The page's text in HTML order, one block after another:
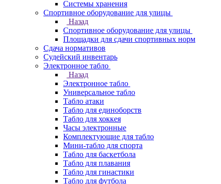
Системы хранения
Спортивное оборудование для улицы
Назад
Спортивное оборудование для улицы
Площадки для сдачи спортивных норм
Сдача нормативов
Судейский инвентарь
Электронное табло
Назад
Электронное табло
Универсальное табло
Табло атаки
Табло для единоборств
Табло для хоккея
Часы электронные
Комплектующие для табло
Мини-табло для спорта
Табло для баскетбола
Табло для плавания
Табло для гинастики
Табло для футбола